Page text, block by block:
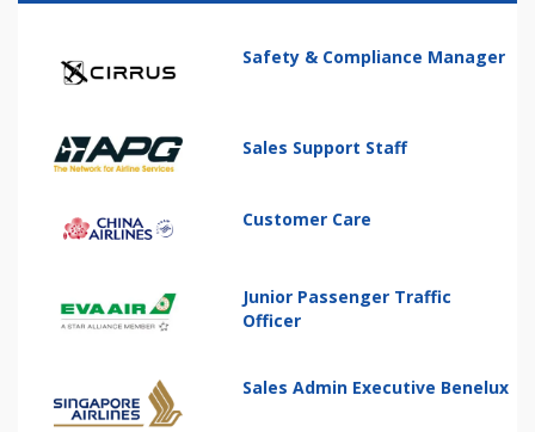
Safety & Compliance Manager
Sales Support Staff
Customer Care
Junior Passenger Traffic
Officer
Sales Admin Executive Benelux